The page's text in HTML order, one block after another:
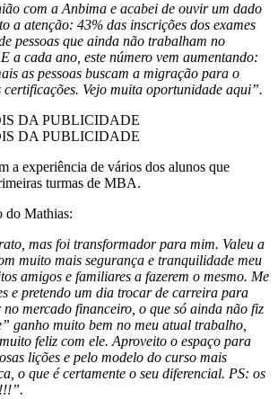
com a Anbima e acabei de ouvir um dado
a atenção: 43% das inscrições dos exames
pessoas que ainda não trabalham no
a cada ano, este número vem aumentando:
as pessoas buscam a migração para o
certificações. Vejo muita oportunidade aqui”.
DA PUBLICIDADE
DA PUBLICIDADE
a experiência de vários dos alunos que
turmas de MBA.
do Mathias:
mas foi transformador para mim. Valeu a
muito mais segurança e tranquilidade meu
amigos e familiares a fazerem o mesmo. Me
e pretendo um dia trocar de carreira para
mercado financeiro, o que só ainda não fiz
ganho muito bem no meu atual trabalho,
feliz com ele. Aproveito o espaço para
lições e pelo modelo do curso mais
o que é certamente o seu diferencial. PS: os